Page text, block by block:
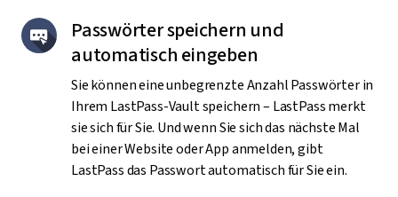
Passwörter speichern und
automatisch eingeben
Sie können eine unbegrenzte Anzahl Passwörter in
Ihrem LastPass-Vault speichern – LastPass merkt
sie sich für Sie. Und wenn Sie sich das nächste Mal
bei einer Website oder App anmelden, gibt
LastPass das Passwort automatisch für Sie ein.